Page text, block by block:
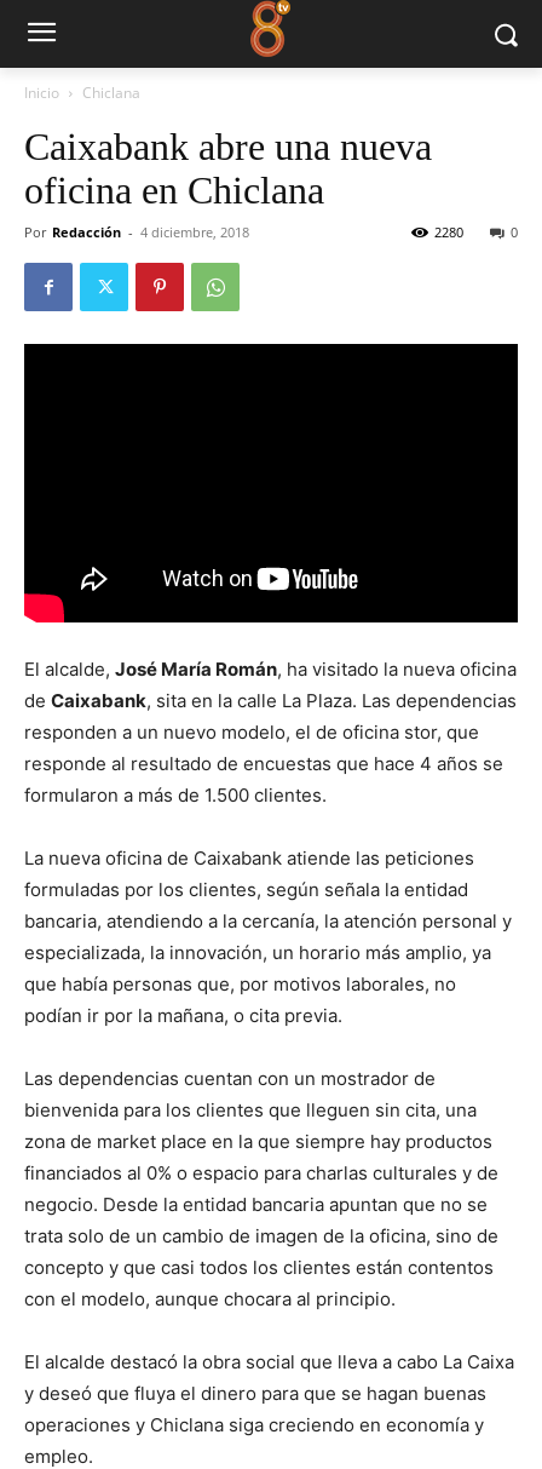
Inicio Chiclana
Caixabank abre una nueva
oficina en Chiclana
Por Redacción - 4 diciembre, 2018 0
2280
El alcalde, José María Román, ha visitado la nueva oficina
de Caixabank, sita en la calle La Plaza. Las dependencias
responden a un nuevo modelo, el de oficina stor, que
responde al resultado de encuestas que hace 4 años se
formularon a más de 1.500 clientes.
La nueva oficina de Caixabank atiende las peticiones
formuladas por los clientes, según señala la entidad
bancaria, atendiendo a la cercanía, la atención personal y
especializada, la innovación, un horario más amplio, ya
que había personas que, por motivos laborales, no
podían ir por la mañana, o cita previa.
Las dependencias cuentan con un mostrador de
bienvenida para los clientes que lleguen sin cita, una
zona de market place en la que siempre hay productos
financiados al 0% o espacio para charlas culturales y de
negocio. Desde la entidad bancaria apuntan que no se
trata solo de un cambio de imagen de la oficina, sino de
concepto y que casi todos los clientes están contentos
con el modelo, aunque chocara al principio.
El alcalde destacó la obra social que lleva a cabo La Caixa
y deseó que fluya el dinero para que se hagan buenas
operaciones y Chiclana siga creciendo en economía y
empleo.